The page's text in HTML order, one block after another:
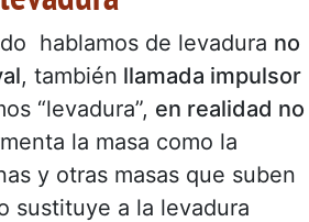
hablamos de levadura no
, también llamada impulsor
“levadura”, en realidad no
la masa como la
y otras masas que suben
sustituye a la levadura